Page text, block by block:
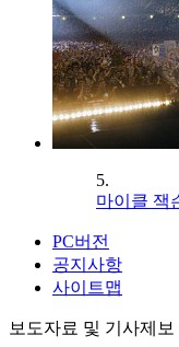
5.
마이클 잭
PC버전
공지사항
사이트맵
보도자료 및 기사제보